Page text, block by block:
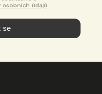
údajů
se